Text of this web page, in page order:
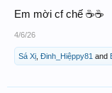
Em mời cf chế ☕️☕️
4/6/26
Sá Xị Đinh_Hiệppy81 and